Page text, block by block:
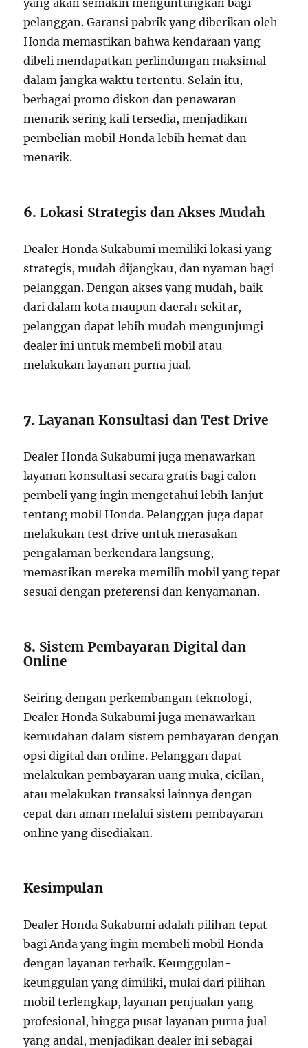
pelanggan. Garansi pabrik yang diberikan oleh
Honda memastikan bahwa kendaraan yang
dibeli mendapatkan perlindungan maksimal
dalam jangka waktu tertentu. Selain itu,
berbagai promo diskon dan penawaran
menarik sering kali tersedia, menjadikan
pembelian mobil Honda lebih hemat dan
menarik.
6.Lokasi Strategis dan Akses Mudah
Dealer Honda Sukabumi memiliki lokasi yang
strategis, mudah dijangkau, dan nyaman bagi
pelanggan. Dengan akses yang mudah, baik
dari dalam kota maupun daerah sekitar,
pelanggan dapat lebih mudah mengunjungi
dealer ini untuk membeli mobil atau
melakukan layanan purna jual.
7.Layanan Konsultasi dan Test Drive
Dealer Honda Sukabumi juga menawarkan
layanan konsultasi secara gratis bagi calon
pembeli yang ingin mengetahui lebih lanjut
tentang mobil Honda. Pelanggan juga dapat
melakukan test drive untuk merasakan
pengalaman berkendara langsung,
memastikan mereka memilih mobil yang tepat
sesuai dengan preferensi dan kenyamanan.
8. Sistem Pembayaran Digital dan
Online
Seiring dengan perkembangan teknologi,
Dealer Honda Sukabumi juga menawarkan
kemudahan dalam sistem pembayaran dengan
opsi digital dan online. Pelanggan dapat
melakukan pembayaran uang muka, cicilan,
atau melakukan transaksi lainnya dengan
cepat dan aman melalui sistem pembayaran
online yang disediakan.
Kesimpulan
Dealer Honda Sukabumi adalah pilihan tepat
bagi Anda yang ingin membeli mobil Honda
dengan layanan terbaik. Keunggulan-
keunggulan yang dimiliki, mulai dari pilihan
mobil terlengkap, layanan penjualan yang
profesional, hingga pusat layanan purna jual
yang andal, menjadikan dealer ini sebagai